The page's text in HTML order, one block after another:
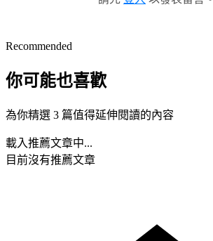
Recommended
你可能也喜歡
為你精選 3 篇值得延伸閱讀的內容
載入推薦文章中...
目前沒有推薦文章